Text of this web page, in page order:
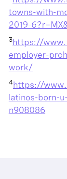
towns-with-
2019-
3https://
employer-
work/
4https://
latinos-born-
n908086